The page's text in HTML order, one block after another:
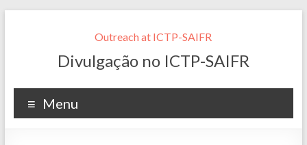
Outreach at ICTP-SAIFR
Divulgação no ICTP-SAIFR
Menu